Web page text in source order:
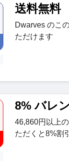
送料無料
Dwarves のこ
ただけます
8% バレ
46,860円以上
ただくと8%割